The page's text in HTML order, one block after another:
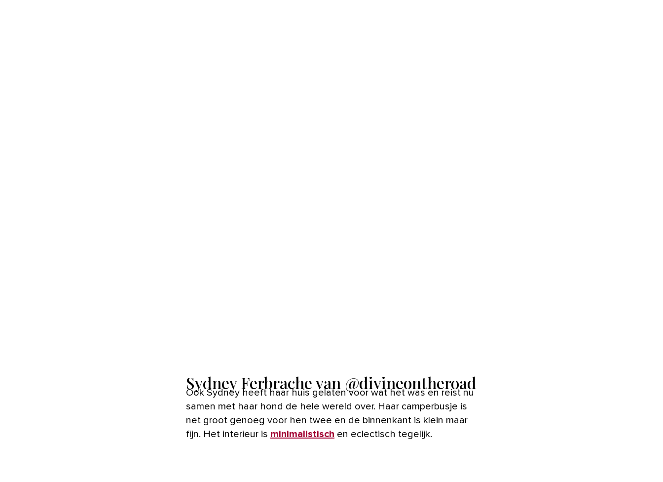
Sydney Ferbrache van @divineontheroad
Ook Sydney heeft haar huis gelaten voor wat het was en reist nu
samen met haar hond de hele wereld over. Haar camperbusje is
net groot genoeg voor hen twee en de binnenkant is klein maar
fijn. Het interieur is minimalistisch en eclectisch tegelijk.